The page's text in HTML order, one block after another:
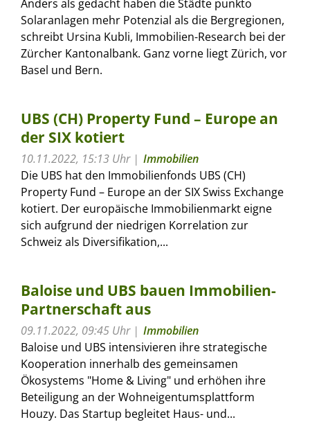
Anders als gedacht haben die Städte punkto
Solaranlagen mehr Potenzial als die Bergregionen,
schreibt Ursina Kubli, Immobilien-Research bei der
Zürcher Kantonalbank. Ganz vorne liegt Zürich, vor
Basel und Bern.
UBS (CH) Property Fund – Europe an
der SIX kotiert
10.11.2022, 15:13 Uhr
Immobilien
Die UBS hat den Immobilienfonds UBS (CH)
Property Fund – Europe an der SIX Swiss Exchange
kotiert. Der europäische Immobilienmarkt eigne
sich aufgrund der niedrigen Korrelation zur
Schweiz als Diversifikation,...
Baloise und UBS bauen Immobilien-
Partnerschaft aus
09.11.2022, 09:45 Uhr
Immobilien
Baloise und UBS intensivieren ihre strategische
Kooperation innerhalb des gemeinsamen
Ökosystems "Home & Living" und erhöhen ihre
Beteiligung an der Wohneigentumsplattform
Houzy. Das Startup begleitet Haus- und...